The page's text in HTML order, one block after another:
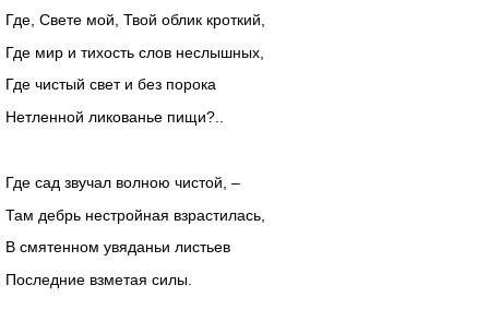
Где, Свете мой, Твой облик кроткий,
Где мир и тихость слов неслышных,
Где чистый свет и без порока
Нетленной ликованье пищи?..
Где сад звучал волною чистой, –
Там дебрь нестройная взрастилась,
В смятенном увяданьи листьев
Последние взметая силы.